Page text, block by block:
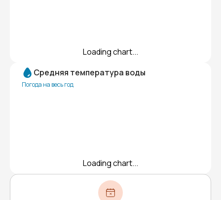
Loading chart...
Средняя температура воды
Погода на весь год
Loading chart...